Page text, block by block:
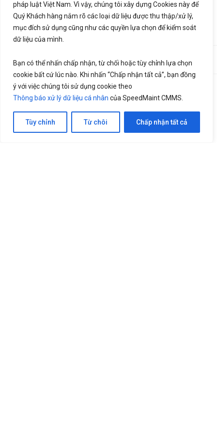
pháp luật Việt Nam. Vì vậy, chúng tôi xây dựng Cookies này để
Quý Khách hàng nắm rõ các loại dữ liệu được thu thập/xử lý,
mục đích sử dụng cũng như các quyền lựa chọn để kiểm soát
dữ liệu của mình.
Bạn có thể nhấn chấp nhận, từ chối hoặc tùy chỉnh lựa chọn
cookie bất cứ lúc nào. Khi nhấn “Chấp nhận tất cả”, bạn đồng
ý với việc chúng tôi sử dụng cookie theo
Thông báo xử lý dữ liệu cá nhân của SpeedMaint CMMS.
Tùy chỉnh Từ chôi Chấp nhận tất cả
LetsGrow.vn
Thông báo xử lý dữ liệu cá nhân